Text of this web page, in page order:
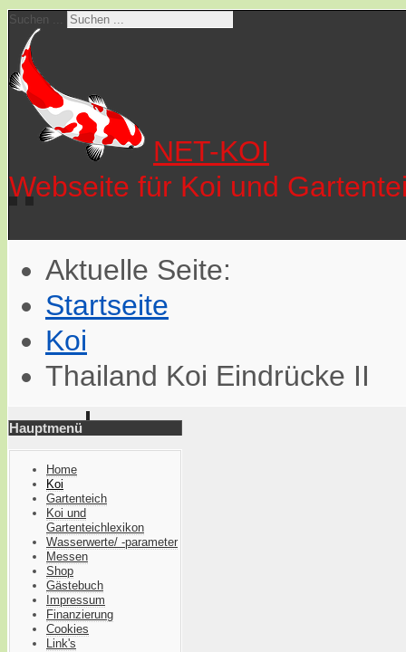
Suchen ...
NET-KOI
Webseite für Koi und
Aktuelle Seite:
Startseite
Koi
Thailand Koi Eindrücke II
Hauptmenü
Home
Koi
Gartenteich
Koi und
Gartenteichlexikon
Wasserwerte/ -parameter
Messen
Shop
Gästebuch
Impressum
Finanzierung
Cookies
Link's